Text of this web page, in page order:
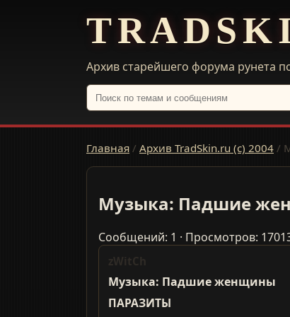
Архив старейшего форума рунета
Главная / Архив TradSkin.ru (с) 2004 /
Музыка: Падшие
Сообщений: 1 · Просмотров:
zWitCh
Музыка: Падшие женщины
ПАРАЗИТЫ